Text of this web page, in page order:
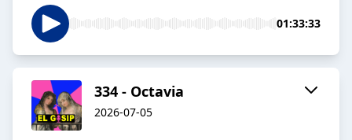
01:33:33
334 - Octavia
2026-07-05